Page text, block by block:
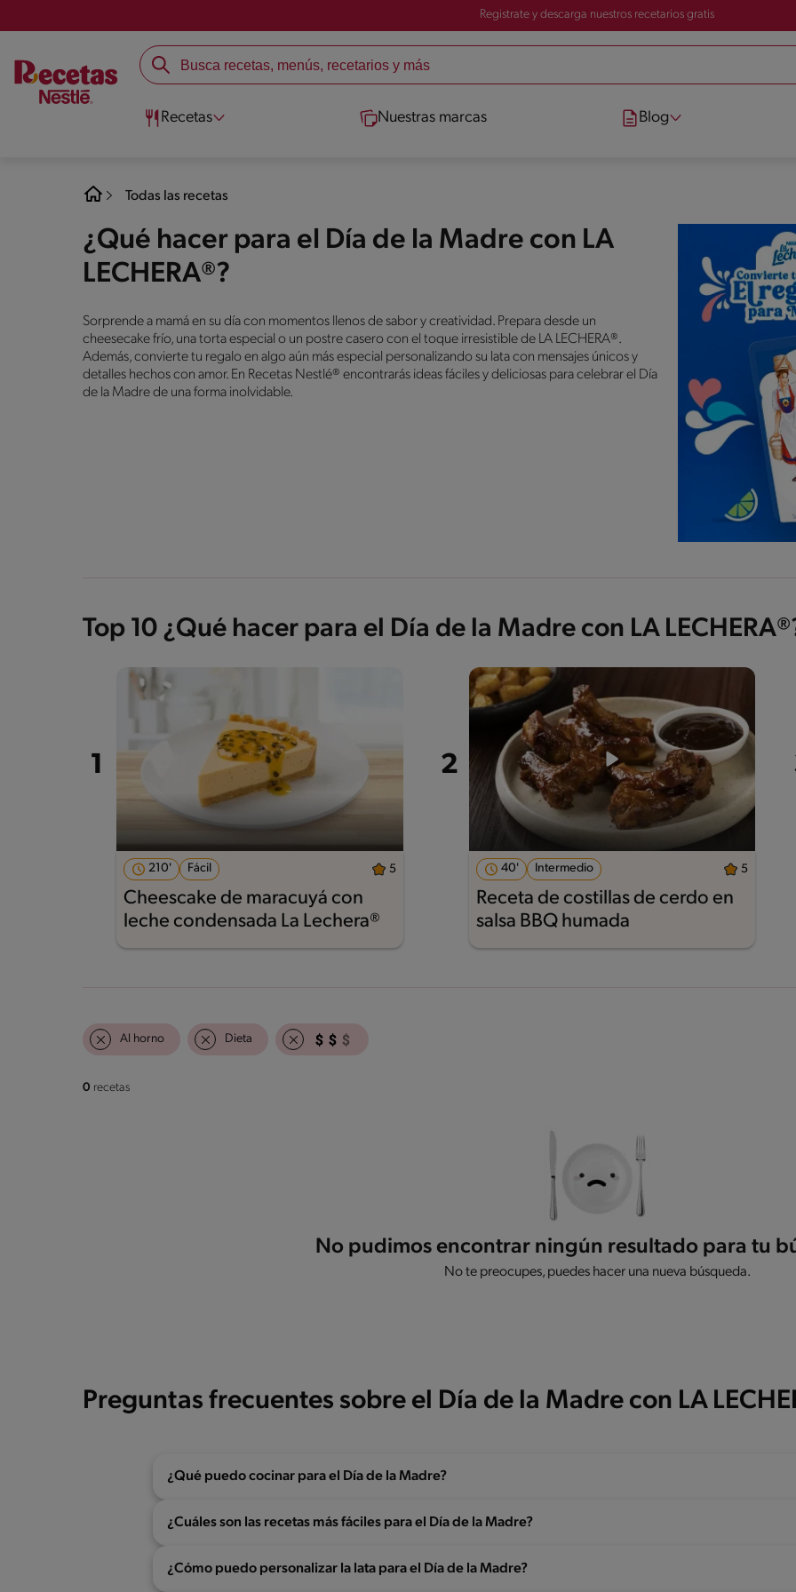
Registrate y descarga nuestros recetarios gratis
Recetas Nuestras marcas Blog
Todas las recetas
¿Qué hacer para el Día de la Madre con LA
LECHERA®?
Sorprende a mamá en su día con momentos llenos de sabor y creatividad. Prepara desde un
cheesecake frío, una torta especial o un postre casero con el toque irresistible de LA LECHERA®.
Además, convierte tu regalo en algo aún más especial personalizando su lata con mensajes únicos y
detalles hechos con amor. En Recetas Nestlé® encontrarás ideas fáciles y deliciosas para celebrar el Día
de la Madre de una forma inolvidable.
Top 10 ¿Qué hacer para el Día de la Madre con LA
210' Fácil 5
Cheescake de maracuyá con
leche condensada La Lechera®
40' Intermedio 5
Receta de costillas de cerdo en
salsa BBQ humada
Al horno Dieta
0 recetas
No pudimos encontrar ningún resultado para tu
No te preocupes, puedes hacer una nueva búsqueda.
Preguntas frecuentes sobre el Día de la Madre con LA
¿Qué puedo cocinar para el Día de la Madre?
¿Cuáles son las recetas más fáciles para el Día de la Madre?
¿Cómo puedo personalizar la lata para el Día de la Madre?